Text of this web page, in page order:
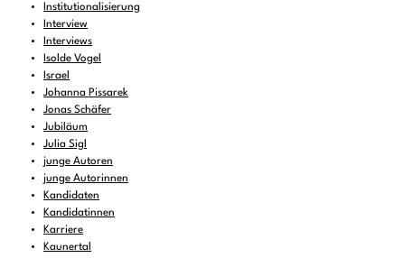
Institutionalisierung
Interview
Interviews
Isolde Vogel
Israel
Johanna Pissarek
Jonas Schäfer
Jubiläum
Julia Sigl
junge Autoren
junge Autorinnen
Kandidaten
Kandidatinnen
Karriere
Kaunertal